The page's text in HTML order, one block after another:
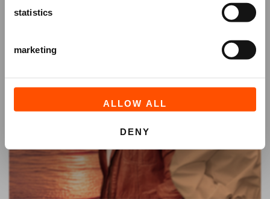
statistics
marketing
ALLOW ALL
DENY